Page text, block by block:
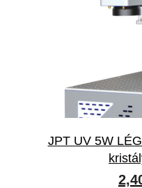
JPT UV 5W